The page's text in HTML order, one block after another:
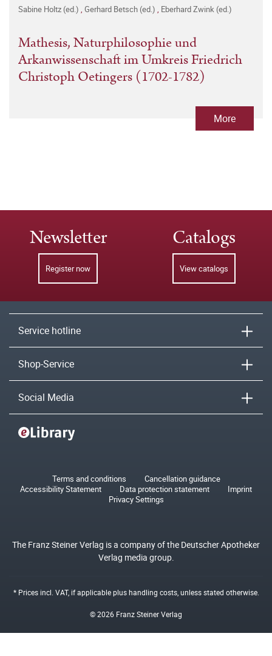
Sabine Holtz (ed.) , Gerhard Betsch (ed.) , Eberhard Zwink (ed.)
Mathesis, Naturphilosophie und
Arkanwissenschaft im Umkreis Friedrich
Christoph Oetingers (1702-1782)
More
Newsletter
Register now
Catalogs
View catalogs
Service hotline
Shop-Service
Social Media
Terms and conditions
Cancellation guidance
Accessibility Statement
Data protection statement
Imprint
Privacy Settings
The Franz Steiner Verlag is a company of the Deutscher Apotheker
Verlag media group.
* Prices incl. VAT, if applicable plushandling costs, unless stated otherwise.
© 2026 Franz Steiner Verlag